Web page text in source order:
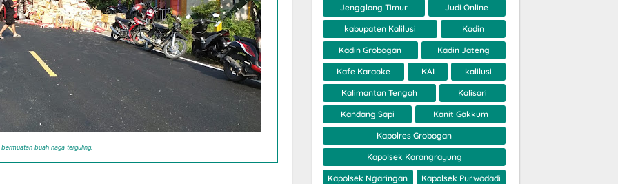
bermuatan buah naga terguling.
Jengglong Timur Judi Online
kabupaten Kalilusi Kadin
Kadin Grobogan Kadin Jateng
Kafe Karaoke KAI kalilusi
Kalimantan Tengah Kalisari
Kandang Sapi Kanit Gakkum
Kapolres Grobogan
Kapolsek Karangrayung
Kapolsek Ngaringan Kapolsek Purwodadi